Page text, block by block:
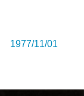
1977/11/01